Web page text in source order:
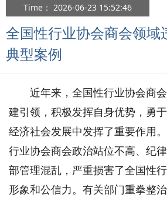
Time： 2026-06-23 15:52:46
全国性行业协会商会领域
典型案例
近年来，全国性行业协会商
建引领，积极发挥自身优势，勇
经济社会发展中发挥了重要作用
行业协会商会政治站位不高、纪
部管理混乱，严重损害了全国性
形象和公信力。有关部门重拳整